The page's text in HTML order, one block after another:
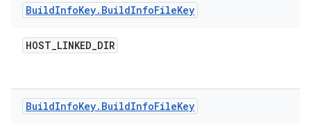
BuildInfoKey. BuildInfoFileKey
HOST_LINKED_DIR
BuildInfoKey. BuildInfoFileKey